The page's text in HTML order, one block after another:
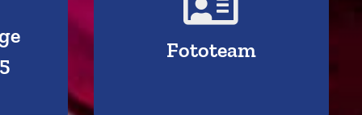
Fototeam
und Fotografen
Hier klicken!